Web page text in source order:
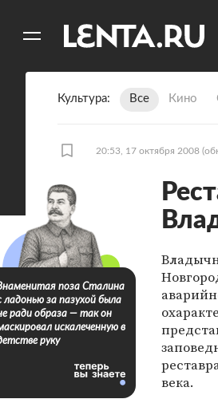
Культура Все Кино
20:53, 17 октября 2008
века.
поза Сталина
ладонью за пазухой была
ради образа — так он
искалеченную в
руку